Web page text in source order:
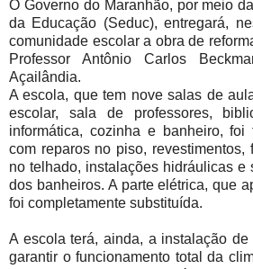
O Governo do Maranhão, por meio
da Educação (Seduc), entregará,
comunidade escolar a obra de
Professor Antônio Carlos
Açailândia.
A escola, que tem nove salas de
escolar, sala de professores,
informática, cozinha e banheiro, foi
com reparos no piso, revestimentos,
no telhado, instalações hidráulicas e
dos banheiros. A parte elétrica, que
foi completamente substituída.
A escola terá, ainda, a instalação
garantir o funcionamento total da